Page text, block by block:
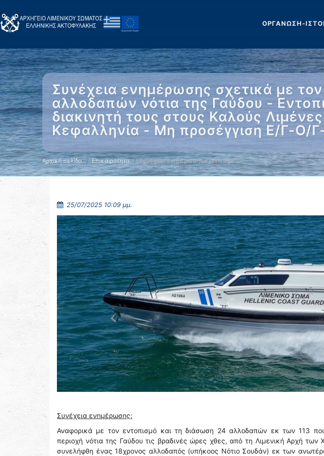
ΟΡΓΑΝΩΣΗ-
Συνέχεια ενημέρωσης σχετικά με
αλλοδαπών νότια της Γαύδου -
διακινητή τους στους Καλούς
Κεφαλληνία - Μη προσέγγιση Ε/Γ-Ο/
Αρχική σελίδα Επικαιρότητα Συνέχεια ενημέρωσης σχετικά με …
25/07/2025 10:09 μμ.
Συνέχεια ενημέρωσης:
Αναφορικά με τον εντοπισμό και τη διάσωση 24 αλλοδαπών εκ των 113
περιοχή νότια της Γαύδου τις βραδινές ώρες χθες, από τη Λιμενική Αρχή των
συνελήφθη ένας 18χρονος αλλοδαπός (υπήκοος Νότιο Σουδάν) εκ των